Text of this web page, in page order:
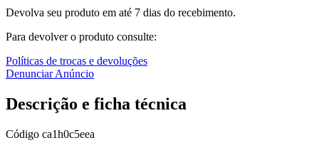
Devolva seu produto em até 7 dias do recebimento.
Para devolver o produto consulte:
Políticas de trocas e devoluções
Denunciar Anúncio
Descrição e ficha técnica
Código ca1h0c5eea